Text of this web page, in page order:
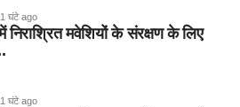
घंटे ago
निराश्रित मवेशियों के संरक्षण के लिए
घंटे ago